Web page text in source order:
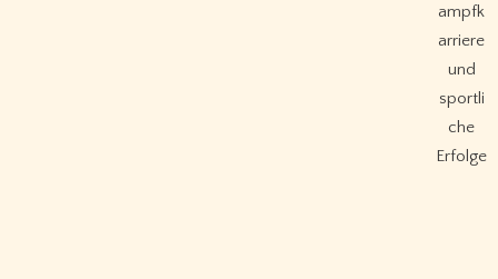
ampfk
arriere
und
sportli
che
Erfolge